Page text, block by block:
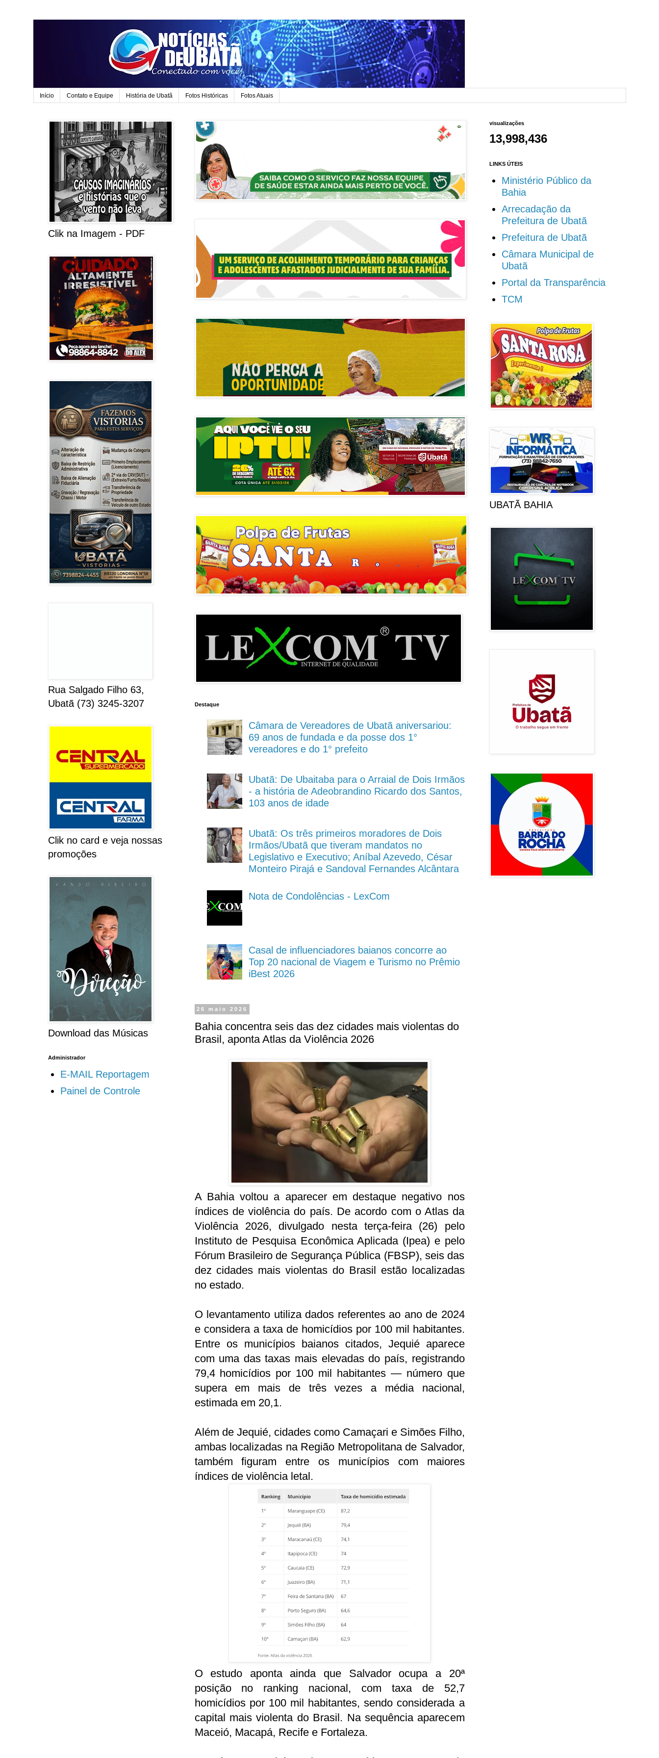
Início Contato e Equipe História de Ubatã Fotos Históricas Fotos Atuais
Destaque
Câmara de Vereadores de Ubatã aniversariou:
69 anos de fundada e da posse dos 1°
vereadores e do 1° prefeito
Ubatã: De Ubaitaba para o Arraial de Dois Irmãos
- a história de Adeobrandino Ricardo dos Santos,
103 anos de idade
Ubatã: Os três primeiros moradores de Dois
Irmãos/Ubatã que tiveram mandatos no
Legislativo e Executivo; Aníbal Azevedo, César
Monteiro Pirajá e Sandoval Fernandes Alcântara
Nota de Condolências - LexCom
Casal de influenciadores baianos concorre ao
Top 20 nacional de Viagem e Turismo no Prêmio
iBest 2026
26 maio 2026
Bahia concentra seis das dez cidades mais violentas do
Brasil, aponta Atlas da Violência 2026
A Bahia voltou a aparecer em destaque negativo nos
índices de violência do país. De acordo com o Atlas da
Violência 2026, divulgado nesta terça-feira (26) pelo
Instituto de Pesquisa Econômica Aplicada (Ipea) e pelo
Fórum Brasileiro de Segurança Pública (FBSP), seis das
dez cidades mais violentas do Brasil estão localizadas
no estado.
O levantamento utiliza dados referentes ao ano de 2024
e considera a taxa de homicídios por 100 mil habitantes.
Entre os municípios baianos citados, Jequié aparece
com uma das taxas mais elevadas do país, registrando
79,4 homicídios por 100 mil habitantes — número que
supera em mais de três vezes a média nacional,
estimada em 20,1.
Além de Jequié, cidades como Camaçari e Simões Filho,
ambas localizadas na Região Metropolitana de Salvador,
também figuram entre os municípios com maiores
índices de violência letal.
O estudo aponta ainda que Salvador ocupa a 20ª
posição no ranking nacional, com taxa de 52,7
homicídios por 100 mil habitantes, sendo considerada a
capital mais violenta do Brasil. Na sequência aparecem
Maceió, Macapá, Recife e Fortaleza.
Clik na Imagem - PDF
Rua Salgado Filho 63,
Ubatã (73) 3245-3207
Clik no card e veja nossas
promoções
Download das Músicas
Administrador
E-MAIL Reportagem
Painel de Controle
visualizações
13,998,436
LINKS ÚTEIS
Ministério Público da
Bahia
Arrecadação da
Prefeitura de Ubatã
Prefeitura de Ubatã
Câmara Municipal de
Ubatã
Portal da Transparência
TCM
UBATÃ BAHIA